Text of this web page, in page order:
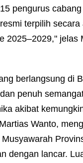
pengurus
terpilih
2025–2029," jelas
berlangsung di
penuh
akibat
Wanto,
dengan lancar.